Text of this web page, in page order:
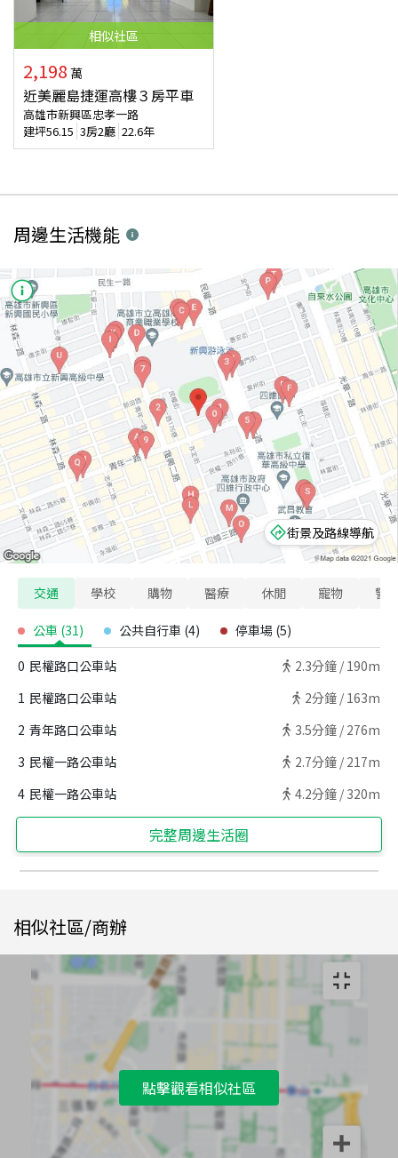
相似社區
2,198 萬
近美麗島捷運高樓３房平車
高雄市新興區忠孝一路
建坪56.15 3房2廳 22.6年
周邊生活機能
街景及路線導航
交通 學校 購物 醫療 休閒 寵物 警
公車 (31) 公共自行車 (4) 停車場 (5)
0 民權路口公車站 2.3分鐘 / 190m
1 民權路口公車站 2分鐘 / 163m
2 青年路口公車站 3.5分鐘 / 276m
3 民權一路公車站 2.7分鐘 / 217m
4 民權一路公車站 4.2分鐘 / 320m
完整周邊生活圈
相似社區/商辦
點擊觀看相似社區